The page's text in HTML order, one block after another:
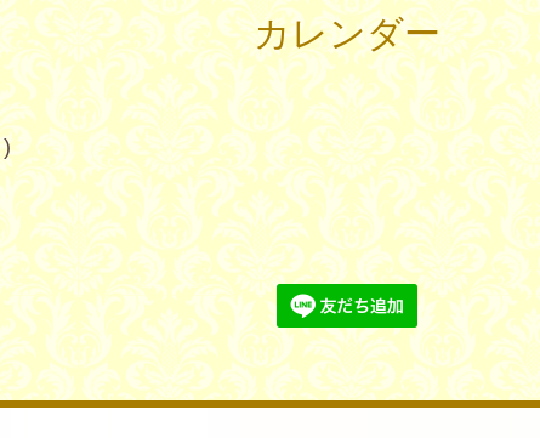
カレンダー